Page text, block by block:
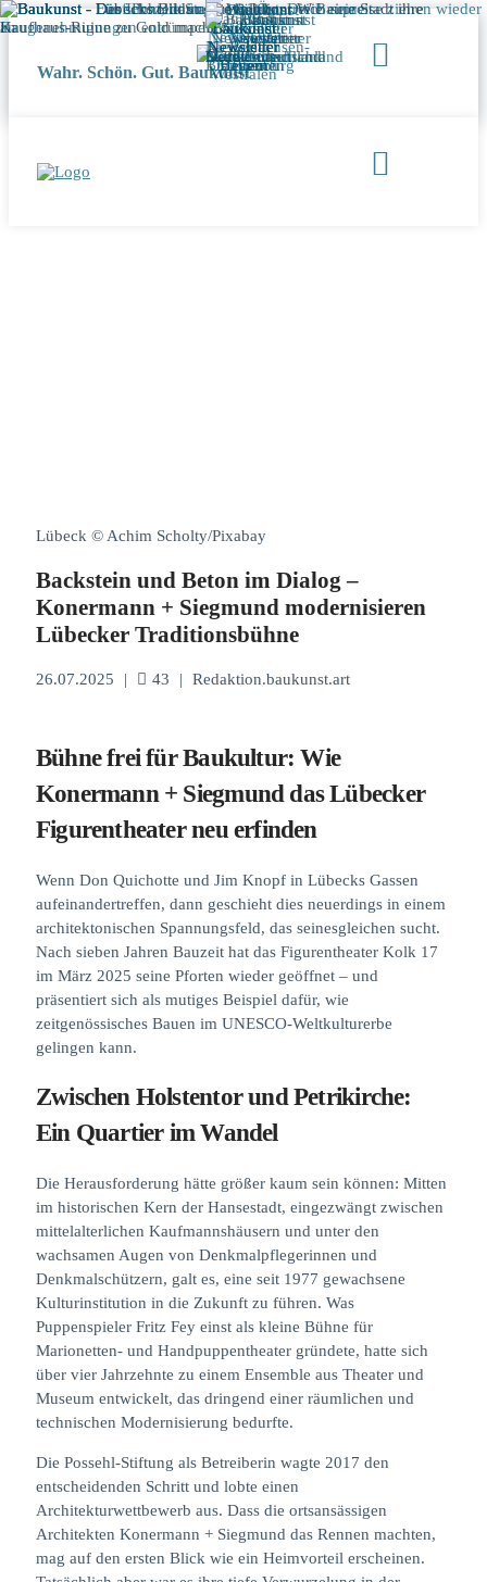
Wahr. Schön. Gut. Baukunst
Lübeck © Achim Scholty/Pixabay
Backstein und Beton im Dialog –
Konermann + Siegmund modernisieren
Lübecker Traditionsbühne
26.07.2025 | 43 | Redaktion.baukunst.art
Bühne frei für Baukultur: Wie
Konermann + Siegmund das Lübecker
Figurentheater neu erfinden
Wenn Don Quichotte und Jim Knopf in Lübecks Gassen
aufeinandertreffen, dann geschieht dies neuerdings in einem
architektonischen Spannungsfeld, das seinesgleichen sucht.
Nach sieben Jahren Bauzeit hat das Figurentheater Kolk 17
im März 2025 seine Pforten wieder geöffnet – und
präsentiert sich als mutiges Beispiel dafür, wie
zeitgenössisches Bauen im UNESCO-Weltkulturerbe
gelingen kann.
Zwischen Holstentor und Petrikirche:
Ein Quartier im Wandel
Die Herausforderung hätte größer kaum sein können: Mitten
im historischen Kern der Hansestadt, eingezwängt zwischen
mittelalterlichen Kaufmannshäusern und unter den
wachsamen Augen von Denkmalpflegerinnen und
Denkmalschützern, galt es, eine seit 1977 gewachsene
Kulturinstitution in die Zukunft zu führen. Was
Puppenspieler Fritz Fey einst als kleine Bühne für
Marionetten- und Handpuppentheater gründete, hatte sich
über vier Jahrzehnte zu einem Ensemble aus Theater und
Museum entwickelt, das dringend einer räumlichen und
technischen Modernisierung bedurfte.
Die Possehl-Stiftung als Betreiberin wagte 2017 den
entscheidenden Schritt und lobte einen
Architekturwettbewerb aus. Dass die ortsansässigen
Architekten Konermann + Siegmund das Rennen machten,
mag auf den ersten Blick wie ein Heimvorteil erscheinen.